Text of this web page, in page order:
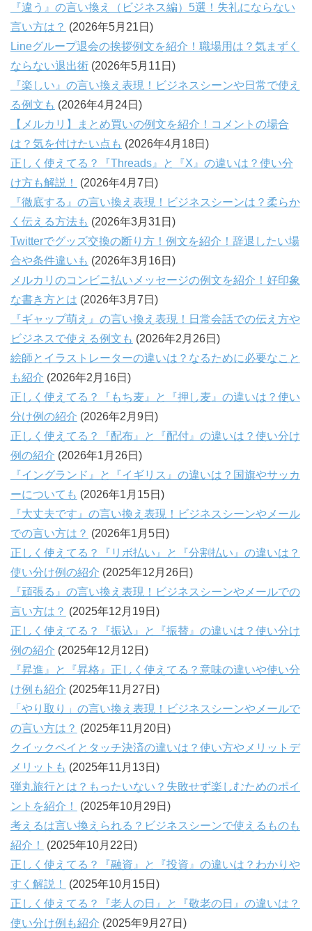
『違う』の言い換え（ビジネス編）5選！失礼にならない
言い方は？ (2026年5月21日)
Lineグループ退会の挨拶例文を紹介！職場用は？気まずく
ならない退出術 (2026年5月11日)
『楽しい』の言い換え表現！ビジネスシーンや日常で使え
る例文も (2026年4月24日)
【メルカリ】まとめ買いの例文を紹介！コメントの場合
は？気を付けたい点も (2026年4月18日)
正しく使えてる？『Threads』と『X』の違いは？使い分
け方も解説！
(2026年4月7日)
『徹底する』の言い換え表現！ビジネスシーンは？柔らか
く伝える方法も (2026年3月31日)
Twitterでグッズ交換の断り方！例文を紹介！辞退したい場
合や条件違いも (2026年3月16日)
メルカリのコンビニ払いメッセージの例文を紹介！好印象
な書き方とは (2026年3月7日)
『ギャップ萌え』の言い換え表現！日常会話での伝え方や
ビジネスで使える例文も (2026年2月26日)
絵師とイラストレーターの違いは？なるために必要なこと
も紹介 (2026年2月16日)
正しく使えてる？『もち麦』と『押し麦』の違いは？使い
分け例の紹介 (2026年2月9日)
正しく使えてる？『配布』と『配付』の違いは？使い分け
例の紹介 (2026年1月26日)
『イングランド』と『イギリス』の違いは？国旗やサッカ
ーについても (2026年1月15日)
『大丈夫です』の言い換え表現！ビジネスシーンやメール
での言い方は？ (2026年1月5日)
正しく使えてる？『リボ払い』と『分割払い』の違いは？
使い分け例の紹介 (2025年12月26日)
『頑張る』の言い換え表現！ビジネスシーンやメールでの
言い方は？ (2025年12月19日)
正しく使えてる？『振込』と『振替』の違いは？使い分け
例の紹介 (2025年12月12日)
『昇進』と『昇格』正しく使えてる？意味の違いや使い分
け例も紹介 (2025年11月27日)
「やり取り」の言い換え表現！ビジネスシーンやメールで
の言い方は？ (2025年11月20日)
クイックペイとタッチ決済の違いは？使い方やメリットデ
メリットも (2025年11月13日)
弾丸旅行とは？もったいない？失敗せず楽しむためのポイ
ントを紹介！
(2025年10月29日)
考えるは言い換えられる？ビジネスシーンで使えるものも
紹介！
(2025年10月22日)
正しく使えてる？『融資』と『投資』の違いは？わかりや
すく解説！
(2025年10月15日)
正しく使えてる？『老人の日』と『敬老の日』の違いは？
使い分け例も紹介 (2025年9月27日)